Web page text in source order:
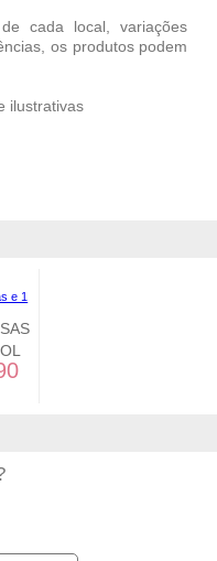
cada local, variações
os produtos podem
ilustrativas